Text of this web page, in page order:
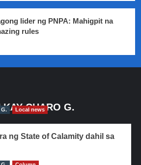
lider ng PNPA: Mahigpit na
rules
CHARO G.
Local news
ng State of Calamity dahil sa